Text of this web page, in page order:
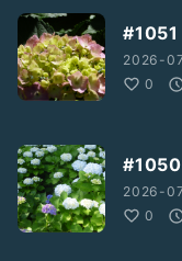
#1051
2026-
0
#1050
2026-
0